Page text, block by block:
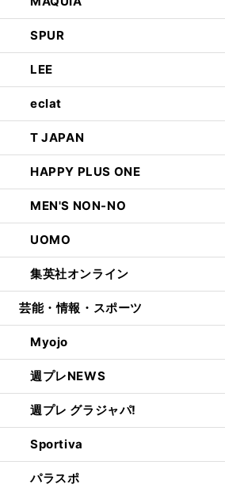
SPUR
LEE
eclat
T JAPAN
HAPPY PLUS ONE
MEN'S NON-NO
UOMO
集英社オンライン
芸能・情報・スポーツ
Myojo
週プレNEWS
週プレ グラジャパ!
Sportiva
パラスポ